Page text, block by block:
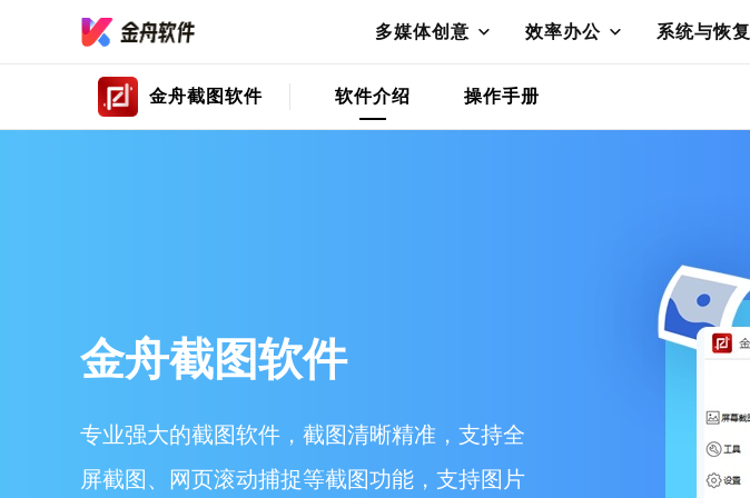
多媒体创意 效率办公 系统与恢复
金舟截图软件 软件介绍 操作手册
金舟截图软件
专业强大的截图软件，截图清晰精准，支持全
屏截图、网页滚动捕捉等截图功能，支持图片